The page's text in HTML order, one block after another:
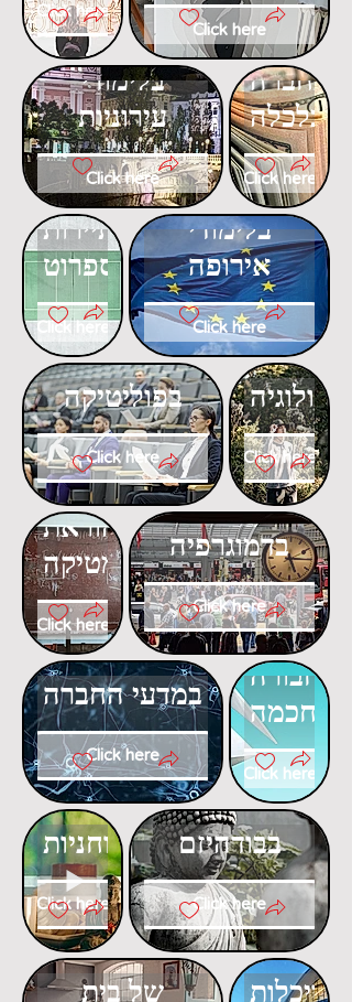
Click here
Click here
דוקטורט
בלימודי
עירוניות
Click here
דוקטורט
בחברה
וכלכלה
Click here
דוקטורט
בתיירות
ספרוט
Click here
דוקטורט
בלימודי
אירופה
Click here
דוקטורט
בפוליטיקה
Click here
דוקטורט
באקולוגיה
Click here
דוקטורט
בהוראת
המתמטיקה
Click here
דוקטורט
בדמוגרפיה
Click here
דוקטורט
במדעי החברה
Click here
דוקטורט
בתחבורה
חכמה
Click here
דוקטורט
ברוחניות
Click here
דוקטורט
בבודהיזם
Click here
דוקטורט
בפסיכולוגיה
של בית
דוקטורט